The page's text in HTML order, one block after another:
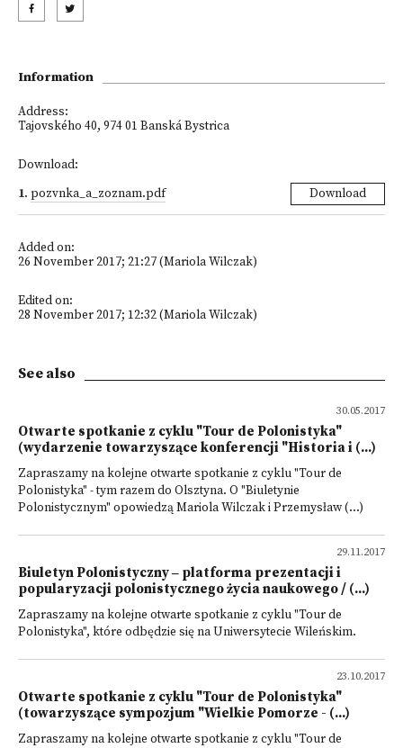
Information
Address:
Tajovského 40, 974 01 Banská Bystrica
Download:
1. pozvnka_a_zoznam.pdf Download
Added on:
26 November 2017; 21:27 (Mariola Wilczak)
Edited on:
28 November 2017; 12:32 (Mariola Wilczak)
See also
30.05.2017
Otwarte spotkanie z cyklu "Tour de Polonistyka"
(wydarzenie towarzyszące konferencji "Historia i (...)
Zapraszamy na kolejne otwarte spotkanie z cyklu "Tour de
Polonistyka" - tym razem do Olsztyna. O "Biuletynie
Polonistycznym" opowiedzą Mariola Wilczak i Przemysław (...)
29.11.2017
Biuletyn Polonistyczny ‒ platforma prezentacji i
popularyzacji polonistycznego życia naukowego / (...)
Zapraszamy na kolejne otwarte spotkanie z cyklu "Tour de
Polonistyka", które odbędzie się na Uniwersytecie Wileńskim.
23.10.2017
Otwarte spotkanie z cyklu "Tour de Polonistyka"
(towarzyszące sympozjum "Wielkie Pomorze - (...)
Zapraszamy na kolejne otwarte spotkanie z cyklu "Tour de